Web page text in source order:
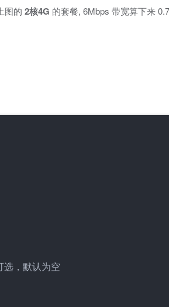
图的 2核4G 的套餐, 6Mbps 带宽算下来
，默认为空